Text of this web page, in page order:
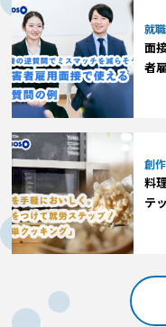
就
面
者
創
料
テ